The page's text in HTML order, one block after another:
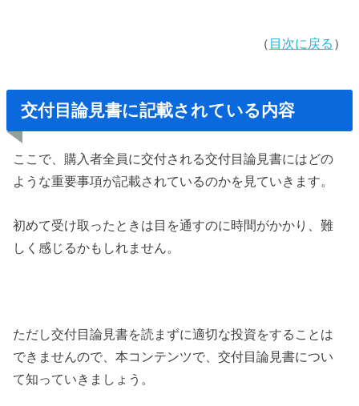
（ 目次に戻る ）
交付目論見書に記載されている内容
ここで、購入者全員に交付される交付目論見書にはどの
ような重要事項が記載されているのかを見ていきます。
初めて受け取ったときは目を通すのに時間がかかり、難
しく感じるかもしれません。
ただし交付目論見書を読まずに適切な投資をすることは
できませんので、本コンテンツで、交付目論見書につい
て知っていきましょう。